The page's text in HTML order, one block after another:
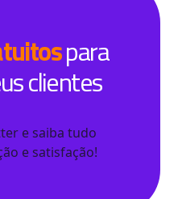
para
clientes
e saiba tudo
e satisfação!